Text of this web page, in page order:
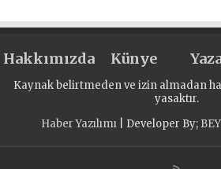
Hakkımızda Künye
Kaynak belirtmeden ve izin almadan
yasaktır.
Haber Yazılımı| Developer By;